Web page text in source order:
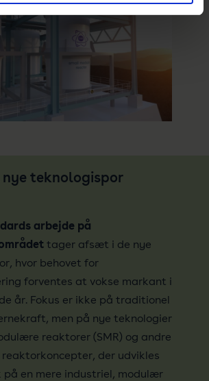
nye teknologispor
arbejde på
tager afsæt i de nye
hvor behovet for
forventes at vokse markant i
år. Fokus er ikke på traditionel
men på nye teknologier
reaktorer (SMR) og andre
reaktorkoncepter, der udvikles
på en mere industriel, modulær